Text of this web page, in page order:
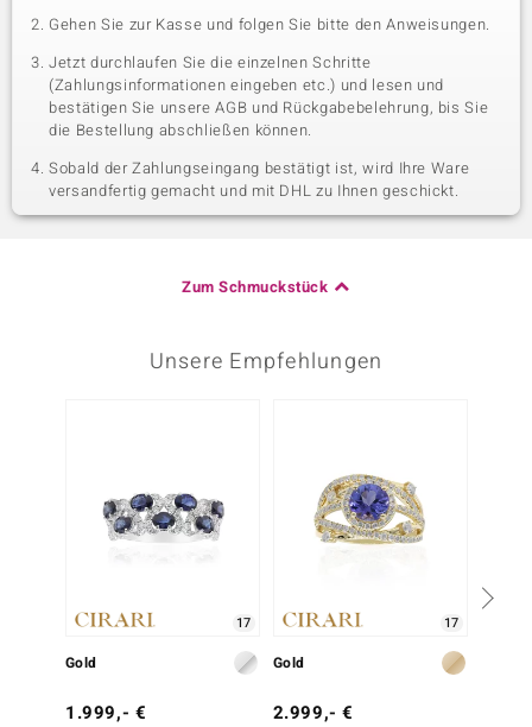
Gehen Sie zur Kasse und folgen Sie bitte den Anweisungen.
Jetzt durchlaufen Sie die einzelnen Schritte
(Zahlungsinformationen eingeben etc.) und lesen und
bestätigen Sie unsere AGB und Rückgabebelehrung, bis Sie
die Bestellung abschließen können.
Sobald der Zahlungseingang bestätigt ist, wird Ihre Ware
versandfertig gemacht und mit DHL zu Ihnen geschickt.
Zum Schmuckstück
Unsere Empfehlungen
17
Gold
1.999,- €
17
Gold
2.999,- €